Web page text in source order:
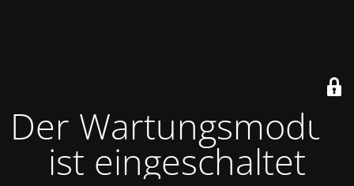
Der Wartungsmodus
ist eingeschaltet